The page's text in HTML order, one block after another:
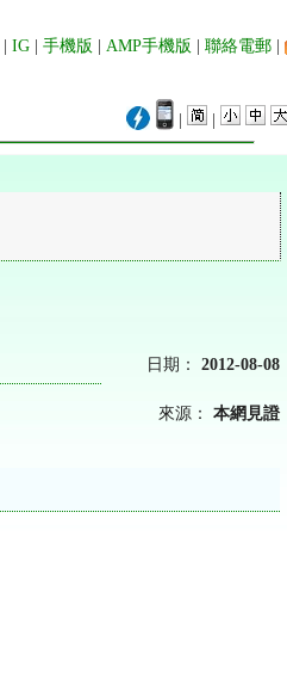
IG 手機版 AMP手機版 聯絡電郵
日期： 2012-08-08
來源： 本網見證